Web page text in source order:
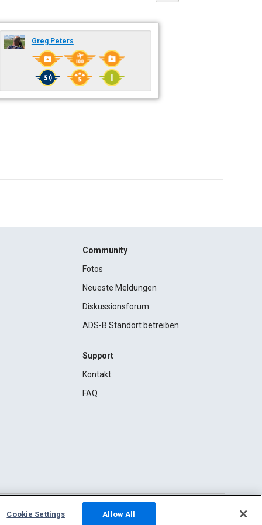
Greg Peters
Community
Fotos
Neueste Meldungen
Diskussionsforum
ADS-B Standort betreiben
Support
Kontakt
FAQ
Cookie Settings Allow All